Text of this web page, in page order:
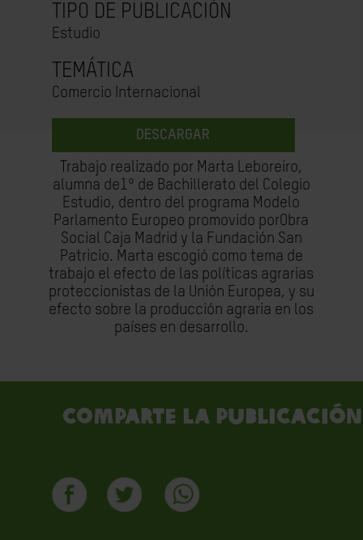
TIPO DE PUBLICACIÓN
Estudio
TEMÁTICA
Comercio Internacional
DESCARGAR
Trabajo realizado por Marta Leboreiro,
alumna de1º de Bachillerato del Colegio
Estudio, dentro del programa Modelo
Parlamento Europeo promovido porObra
Social Caja Madrid y la Fundación San
Patricio. Marta escogió como tema de
trabajo el efecto de las políticas agrarias
proteccionistas de la Unión Europea, y su
efecto sobre la producción agraria en los
países en desarrollo.
Comparte la publicación